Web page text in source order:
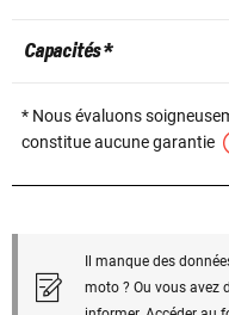
Capacités *
* Nous évaluons
constitue aucune garantie
Il manque des
moto ? Ou vous avez